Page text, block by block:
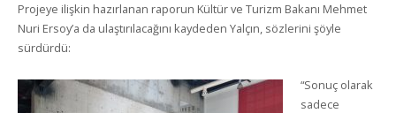
Projeye ilişkin hazırlanan raporun Kültür ve Turizm Bakanı Mehmet
Nuri Ersoy’a da ulaştırılacağını kaydeden Yalçın, sözlerini şöyle
sürdürdü:
“Sonuç olarak
sadece